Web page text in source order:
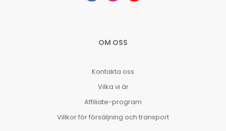
OM OSS
Kontakta oss
Vilka vi är
Affiliate-program
Villkor för försäljning och transport